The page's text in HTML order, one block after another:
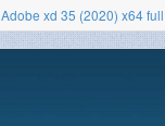
Adobe xd 35 (2020) x64 full